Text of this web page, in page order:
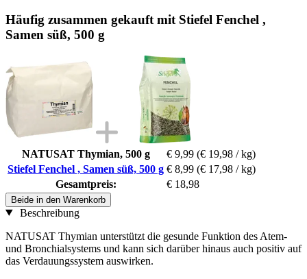
Häufig zusammen gekauft mit Stiefel Fenchel ,
Samen süß, 500 g
NATUSAT Thymian, 500 g € 9,99 (€ 19,98 / kg)
Stiefel Fenchel , Samen süß, 500 g € 8,99 (€ 17,98 / kg)
Gesamtpreis:
€ 18,98
Beide in den Warenkorb
Beschreibung
NATUSAT Thymian unterstützt die gesunde Funktion des Atem-
und Bronchialsystems und kann sich darüber hinaus auch positiv auf
das Verdauungssystem auswirken.